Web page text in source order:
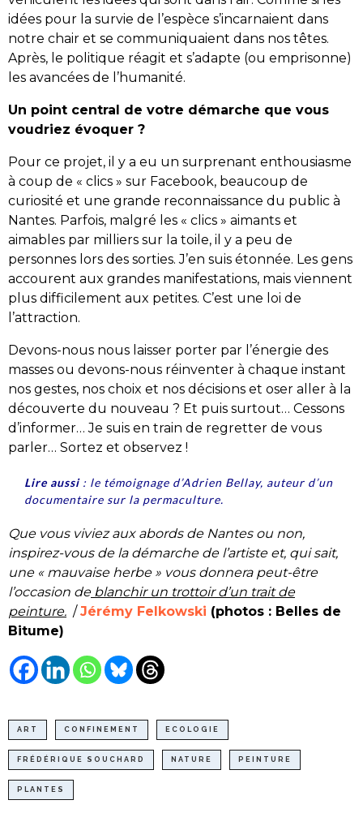
idées pour la survie de l’espèce s’incarnaient dans
notre chair et se communiquaient dans nos têtes.
Après, le politique réagit et s’adapte (ou emprisonne)
les avancées de l’humanité.
Un point central de votre démarche que vous
voudriez évoquer ?
Pour ce projet, il y a eu un surprenant enthousiasme
à coup de « clics » sur Facebook, beaucoup de
curiosité et une grande reconnaissance du public à
Nantes. Parfois, malgré les « clics » aimants et
aimables par milliers sur la toile, il y a peu de
personnes lors des sorties. J’en suis étonnée. Les gens
accourent aux grandes manifestations, mais viennent
plus difficilement aux petites. C’est une loi de
l’attraction.
Devons-nous nous laisser porter par l’énergie des
masses ou devons-nous réinventer à chaque instant
nos gestes, nos choix et nos décisions et oser aller à la
découverte du nouveau ? Et puis surtout… Cessons
d’informer… Je suis en train de regretter de vous
parler… Sortez et observez !
Lire aussi: le témoignage d’Adrien Bellay, auteur d’un
documentaire sur la permaculture.
Que vous viviez aux abords de Nantes ou non,
inspirez-vous de la démarche de l’artiste et, qui sait,
une « mauvaise herbe » vous donnera peut-être
l’occasion deblanchir un trottoir d’un trait de
peinture. /Jérémy Felkowski (photos : Belles de
Bitume)
ART CONFINEMENT ECOLOGIE
FRÉDÉRIQUE SOUCHARD NATURE PEINTURE
PLANTES